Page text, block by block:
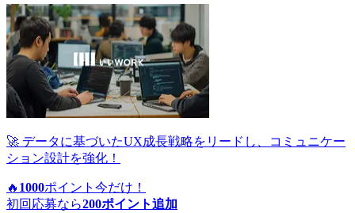
🚀 データに基づいたUX成長戦略をリードし、コミュニケー
ション設計を強化！
🔥 1000ポイント 今だけ！
初回応募なら200ポイント追加